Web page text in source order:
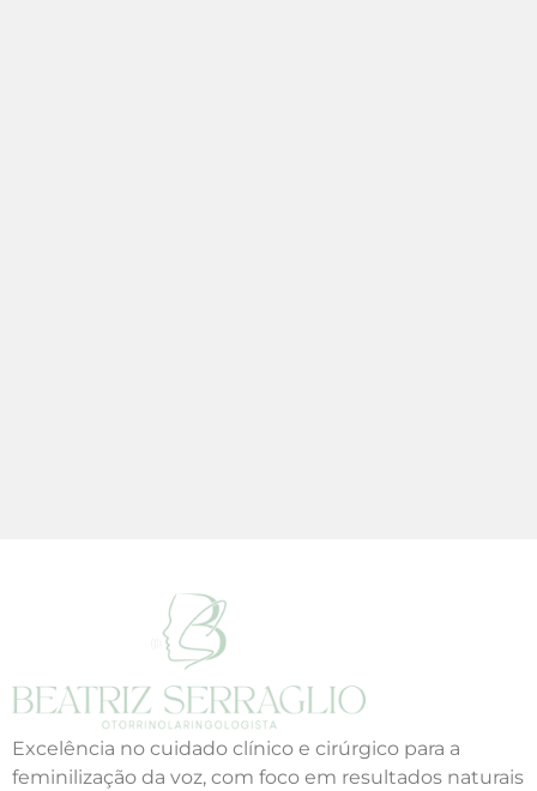
Excelência no cuidado clínico e cirúrgico para a
feminilização da voz, com foco em resultados naturais